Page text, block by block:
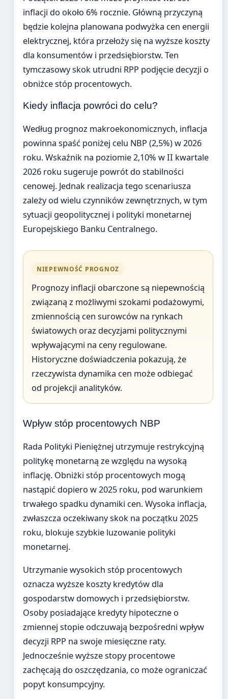
inflacji do około 6% rocznie. Główną przyczyną
będzie kolejna planowana podwyżka cen energii
elektrycznej, która przełoży się na wyższe koszty
dla konsumentów i przedsiębiorstw. Ten
tymczasowy skok utrudni RPP podjęcie decyzji o
obniżce stóp procentowych.
Kiedy inflacja powróci do celu?
Według prognoz makroekonomicznych, inflacja
powinna spaść poniżej celu NBP (2,5%) w 2026
roku. Wskaźnik na poziomie 2,10% w II kwartale
2026 roku sugeruje powrót do stabilności
cenowej. Jednak realizacja tego scenariusza
zależy od wielu czynników zewnętrznych, w tym
sytuacji geopolitycznej i polityki monetarnej
Europejskiego Banku Centralnego.
NIEPEWNOŚĆ PROGNOZ
Prognozy inflacji obarczone są niepewnością
związaną z możliwymi szokami podażowymi,
zmiennością cen surowców na rynkach
światowych oraz decyzjami politycznymi
wpływającymi na ceny regulowane.
Historyczne doświadczenia pokazują, że
rzeczywista dynamika cen może odbiegać
od projekcji analityków.
Wpływ stóp procentowych NBP
Rada Polityki Pieniężnej utrzymuje restrykcyjną
politykę monetarną ze względu na wysoką
inflację. Obniżki stóp procentowych mogą
nastąpić dopiero w 2025 roku, pod warunkiem
trwałego spadku dynamiki cen. Wysoka inflacja,
zwłaszcza oczekiwany skok na początku 2025
roku, blokuje szybkie luzowanie polityki
monetarnej.
Utrzymanie wysokich stóp procentowych
oznacza wyższe koszty kredytów dla
gospodarstw domowych i przedsiębiorstw.
Osoby posiadające kredyty hipoteczne o
zmiennej stopie odczuwają bezpośredni wpływ
decyzji RPP na swoje miesięczne raty.
Jednocześnie wyższe stopy procentowe
zachęcają do oszczędzania, co może ograniczać
popyt konsumpcyjny.